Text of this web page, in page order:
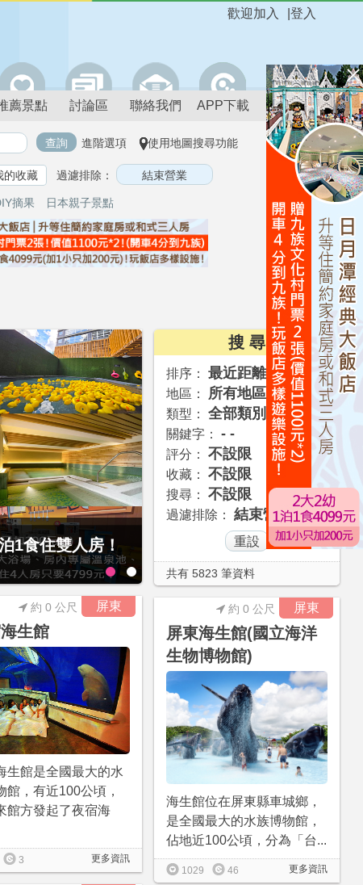
登入
歡迎加入
薦景點 討論區 聯絡我們 APP下載
進階選項 使用地圖搜尋功能
的收藏 過濾排除：
摘果 日本親子景點
1食住雙人房！
飯店范特奇堡2
搜 尋
排序： 最近距離
地區： 所有地區
類型： 全部類別
關鍵字： - -
評分： 不設限
收藏： 不設限
搜尋： 不設限
過濾排除： 結束營業
共有 5823 筆資料
屏東
生館
約 0 公尺
生館是全國最大的水
館，有近100公頃，
館方發起了夜宿海
更多資訊
3
屏東
屏東海生館(國立海洋
生物博物館)
約 0 公尺
海生館位在屏東縣車城鄉，
是全國最大的水族博物館，
佔地近100公頃，分為「台...
更多資訊
1029 46